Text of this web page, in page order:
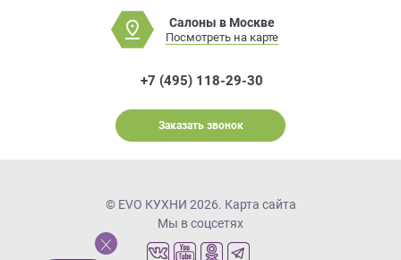
Салоны в Москве
Посмотреть на карте
+7 (495) 118-29-30
Заказать звонок
© EVO КУХНИ 2026. Карта сайта
Мы в соцсетях